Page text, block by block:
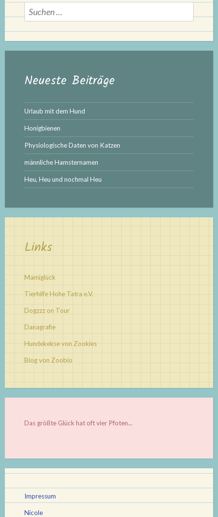
Suchen
nach:
Neueste Beiträge
Urlaub mit dem Hund
Honigbienen
Physiologische Daten von Katzen
männliche Hamsternamen
Heu, Heu und nochmal Heu
Links
Mamiglück
Tierhilfe Hohe Tatra e.V.
Dogzzz on Tour
Danagrafie
Hundekekse von Zookies
Blog von Zoobio
Das größte Glück hat oft vier Pfoten...
Impressum
Nicole